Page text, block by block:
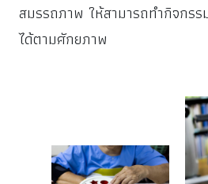
สมรรถภาพ ให้สามารถทำกิจกรร
ได้ตามศักยภาพ